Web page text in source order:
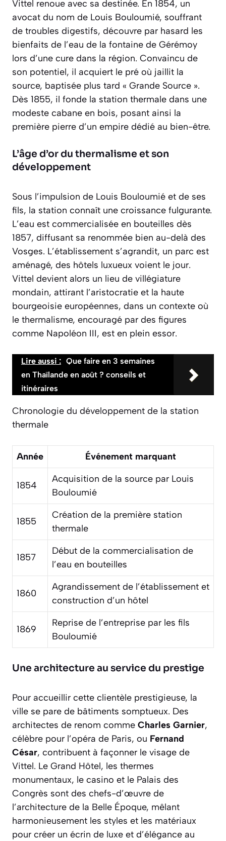
Vittel renoue avec sa destinée. En 1854, un
avocat du nom de Louis Bouloumié, souffrant
de troubles digestifs, découvre par hasard les
bienfaits de l’eau de la fontaine de Gérémoy
lors d’une cure dans la région. Convaincu de
son potentiel, il acquiert le pré où jaillit la
source, baptisée plus tard « Grande Source ».
Dès 1855, il fonde la station thermale dans une
modeste cabane en bois, posant ainsi la
première pierre d’un empire dédié au bien-être.
L’âge d’or du thermalisme et son
développement
Sous l’impulsion de Louis Bouloumié et de ses
fils, la station connaît une croissance fulgurante.
L’eau est commercialisée en bouteilles dès
1857, diffusant sa renommée bien au-delà des
Vosges. L’établissement s’agrandit, un parc est
aménagé, des hôtels luxueux voient le jour.
Vittel devient alors un lieu de villégiature
mondain, attirant l’aristocratie et la haute
bourgeoisie européennes, dans un contexte où
le thermalisme, encouragé par des figures
comme Napoléon III, est en plein essor.
Lire aussi : Que faire en 3 semaines
en Thaïlande en août ? conseils et
itinéraires
Chronologie du développement de la station
thermale
Année Événement marquant
1854
Acquisition de la source par Louis
Bouloumié
1855
Création de la première station
thermale
1857
Début de la commercialisation de
l’eau en bouteilles
1860
Agrandissement de l’établissement et
construction d’un hôtel
1869
Reprise de l’entreprise par les fils
Bouloumié
Une architecture au service du prestige
Pour accueillir cette clientèle prestigieuse, la
ville se pare de bâtiments somptueux. Des
architectes de renom comme Charles Garnier,
célèbre pour l’opéra de Paris, ou Fernand
César, contribuent à façonner le visage de
Vittel. Le Grand Hôtel, les thermes
monumentaux, le casino et le Palais des
Congrès sont des chefs-d’œuvre de
l’architecture de la Belle Époque, mêlant
harmonieusement les styles et les matériaux
pour créer un écrin de luxe et d’élégance au